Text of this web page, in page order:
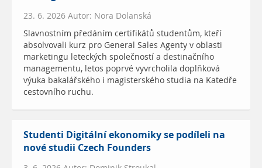
23. 6. 2026 Autor: Nora Dolanská
Slavnostním předáním certifikátů studentům, kteří
absolvovali kurz pro General Sales Agenty v oblasti
marketingu leteckých společností a destinačního
managementu, letos poprvé vyvrcholila doplňková
výuka bakalářského i magisterského studia na Katedře
cestovního ruchu.
Studenti Digitální ekonomiky se podíleli na
nové studii Czech Founders